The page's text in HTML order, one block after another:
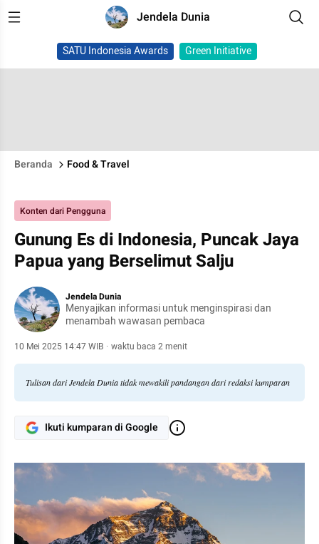
Jendela Dunia
SATU Indonesia Awards Green Initiative
Beranda Food & Travel
Konten dari Pengguna
Gunung Es di Indonesia, Puncak Jaya
Papua yang Berselimut Salju
Jendela Dunia
Menyajikan informasi untuk menginspirasi dan
menambah wawasan pembaca
10 Mei 2025 14:47 WIB · waktu baca 2 menit
Tulisan dari Jendela Dunia tidak mewakili pandangan dari redaksi kumparan
Ikuti kumparan di Google